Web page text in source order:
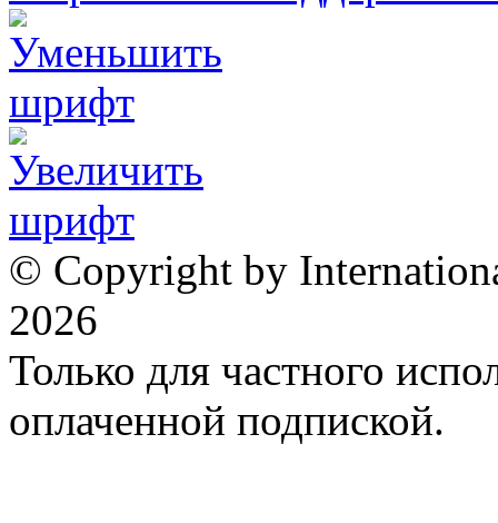
© Copyright by
2026
Только для частного
оплаченной подпиской.